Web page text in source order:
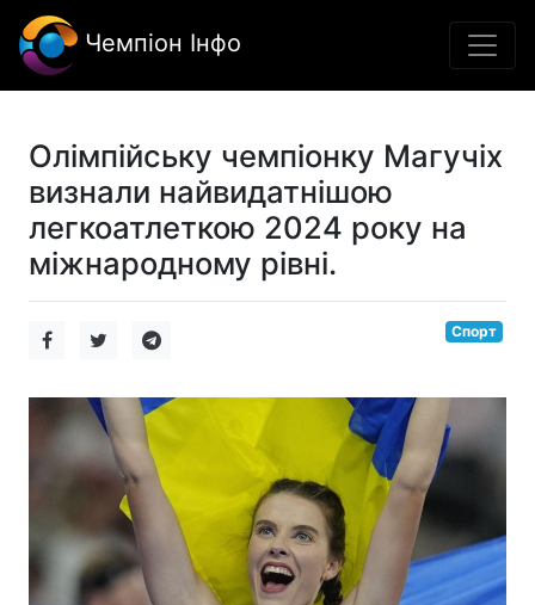
Чемпіон Інфо
Олімпійську чемпіонку Магучіх
визнали найвидатнішою
легкоатлеткою 2024 року на
міжнародному рівні.
Спорт